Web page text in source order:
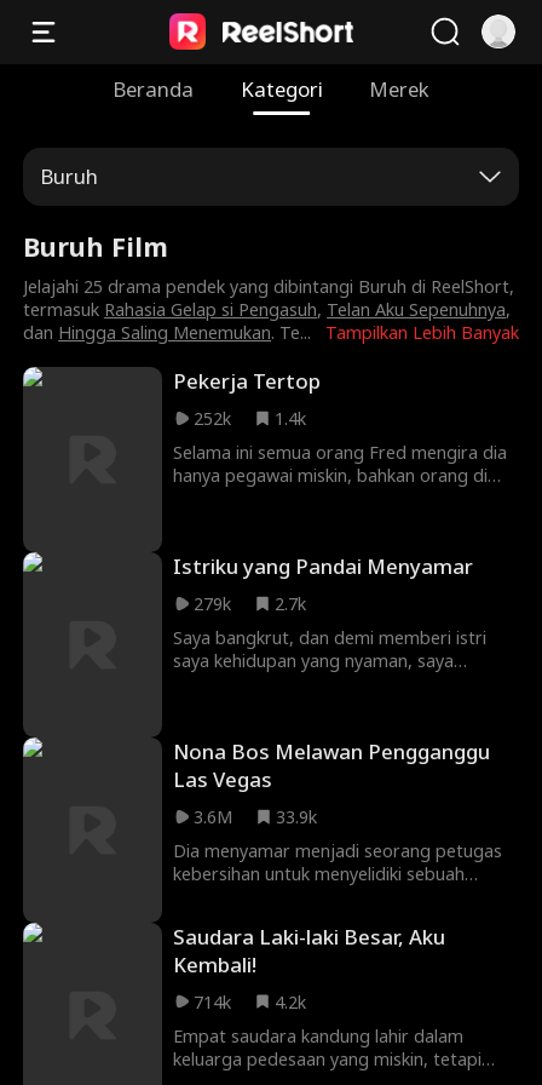
Beranda Kategori Merek
Buruh
Buruh Film
Tampilkan Lebih Banyak
Jelajahi 25 drama pendek yang dibintangi Buruh di ReelShort,
termasuk Rahasia Gelap si Pengasuh, Telan Aku Sepenuhnya,
dan Hingga Saling Menemukan. Te...
Pekerja Tertop
252k
1.4k
Selama ini semua orang Fred mengira dia
hanya pegawai miskin, bahkan orang di
memberitahunya. Namun, saat dia miskin,
dia malah menyadari satu hal, yaitu orang
yang dia cintai selalu mementingkan uang,
hal ini membuatnya sadar uang bisa
mengatasi segalanya. Tapi apa Fred akan
Istriku yang Pandai Menyamar
279k
2.7k
Saya bangkrut, dan demi memberi istri
saya kehidupan yang nyaman, saya
kantor, dijemput oleh pria dengan mobil
mewah! Dan ada goresan mencurigakan di
tubuhnya!
Nona Bos Melawan Pengganggu
Las Vegas
3.6M
33.9k
Dia menyamar menjadi seorang petugas
kebersihan untuk menyelidiki sebuah
percaya, karena sudah ada yang mencuri
statusnya dan apa yang bisa petugas
kebersihan ini lakukan?
Saudara Laki-laki Besar, Aku
Kembali!
714k
4.2k
Empat saudara kandung lahir dalam
keluarga pedesaan yang miskin, tetapi